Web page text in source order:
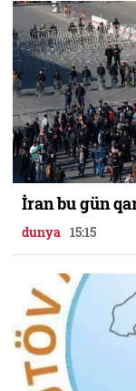
İran bu gün
dunya 15:15